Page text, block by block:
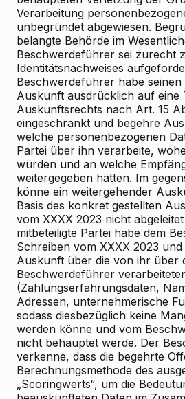
Verarbeitung
unbegründet abgewiesen.
belangte Behörde im
Beschwerdeführer sei zurecht
Identitätsnachweises
Beschwerdeführer habe
Auskunft ausdrücklich auf eine
Auskunftsrechts nach Art. 15
eingeschränkt und begehre
welche personenbezogenen
Partei über ihn verarbeite,
würden und an welche
weitergegeben hätten. Im
könne ein weitergehender
Basis des konkret gestellten
vom XXXX 2023 nicht
mitbeteiligte Partei habe dem
Schreiben vom XXXX 2023
Auskunft über die von ihr über
Beschwerdeführer
(Zahlungserfahrungsdaten,
Adressen, unternehmerische
sodass diesbezüglich keine
werden könne und vom
nicht behauptet werde. Der
verkenne, dass die begehrte
Berechnungsmethode des
„Scoringwerts“, um die